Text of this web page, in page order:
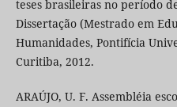
teses brasileiras no período
Dissertação (Mestrado em
Humanidades, Pontifícia
Curitiba, 2012.
ARAÚJO, U. F. Assembléia